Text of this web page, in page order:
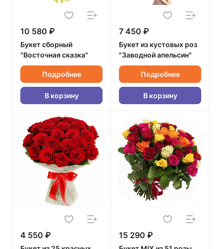
10 580 ₽
Букет сборный
"Восточная сказка"
Подробнее
В корзину
7 450 ₽
Букет из кустовых роз
"Заводной апельсин"
Подробнее
В корзину
4 550 ₽ 15 290 ₽